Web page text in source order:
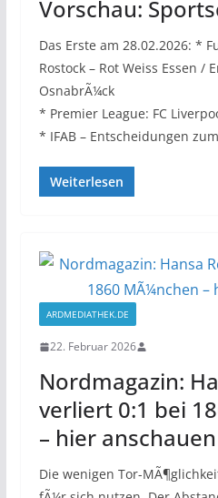
Vorschau:
Das Erste am 28.02.2026: *
Rostock – Rot Weiss Essen /
OsnabrÃ¼ck
* Premier League: FC
* IFAB – Entscheidungen
Weiterlesen
ARDMEDIATHEK.DE
22. Februar 2026
Nordmagazin:
verliert 0:1 bei
– hier anschauen
Die wenigen Tor-